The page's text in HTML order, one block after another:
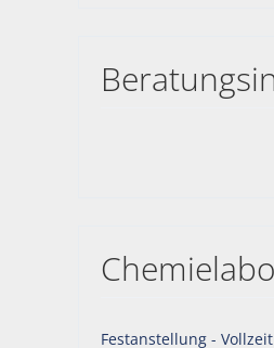
Festanstellung - Vollzeit